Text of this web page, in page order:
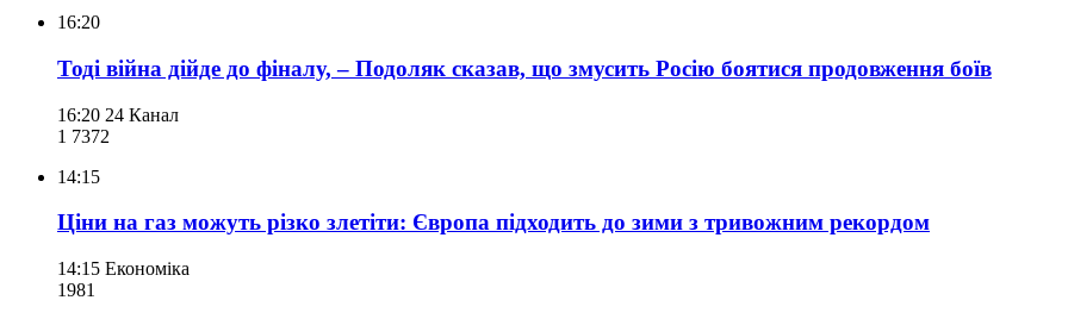
16:20
Тоді війна дійде до фіналу, – Подоляк сказав, що змусить Росію боятися продовження боїв
16:20 24 Канал
1 7372
14:15
Ціни на газ можуть різко злетіти: Європа підходить до зими з тривожним рекордом
14:15 Економіка
1981